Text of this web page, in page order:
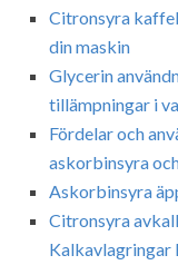
Citronsyra
din maskin
Glycerin
tillämpningar i
Fördelar och
askorbinsyra
Askorbinsyra
Citronsyra